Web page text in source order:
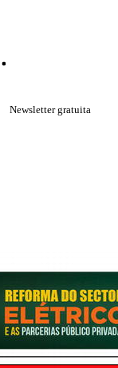
Newsletter gratuita